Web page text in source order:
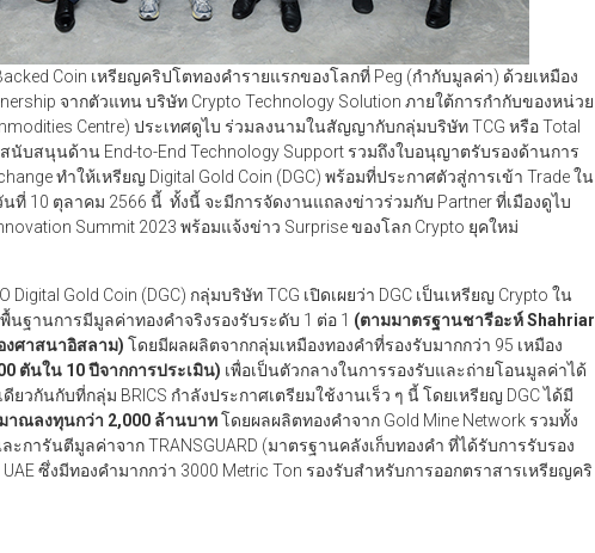
Coin เหรียญคริปโตทองคำรายแรกของโลกที่ Peg (กำกับมูลค่า) ด้วยเหมือง
จากตัวแทน บริษัท Crypto Technology Solution ภายใต้การกำกับของหน่วย
Centre) ประเทศดูไบ ร่วมลงนามในสัญญากับกลุ่มบริษัท TCG หรือ Total
นับสนุนด้าน End-to-End Technology Support รวมถึงใบอนุญาตรับรองด้านการ
ทำให้เหรียญ Digital Gold Coin (DGC) พร้อมที่ประกาศตัวสู่การเข้า Trade ใน
ที่ 10 ตุลาคม 2566 นี้ ทั้งนี้ จะมีการจัดงานแถลงข่าวร่วมกับ Partner ที่เมืองดูไบ
Summit 2023 พร้อมแจ้งข่าว Surprise ของโลก Crypto ยุคใหม่
Digital Gold Coin (DGC) กลุ่มบริษัท TCG เปิดเผยว่า DGC เป็นเหรียญ Crypto ใน
นฐานการมีมูลค่าทองคำจริงรองรับระดับ 1 ต่อ 1 (ตามมาตรฐานชารีอะห์ Shahriar
งศาสนาอิสลาม) โดยมีผลผลิตจากกลุ่มเหมืองทองคำที่รองรับมากกว่า 95 เหมือง
ตันใน 10 ปีจากการประเมิน) เพื่อเป็นตัวกลางในการรองรับและถ่ายโอนมูลค่าได้
วกันกับที่กลุ่ม BRICS กำลังประกาศเตรียมใช้งานเร็ว ๆ นี้ โดยเหรียญ DGC ได้มี
าณลงทุนกว่า 2,000 ล้านบาทโดยผลผลิตทองคำจาก Gold Mine Network รวมทั้ง
ะการันตีมูลค่าจาก TRANSGUARD (มาตรฐานคลังเก็บทองคำ ที่ได้รับการรับรอง
ซึ่งมีทองคำมากกว่า 3000 Metric Ton รองรับสำหรับการออกตราสารเหรียญคริ